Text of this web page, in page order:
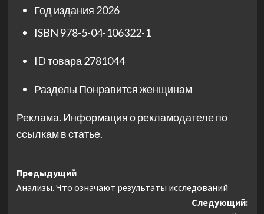
Год издания 2026
ISBN 978-5-04-106322-1
ID товара 2781044
Разделы Понравится женщинам
Реклама. Информация о рекламодателе по
ссылкам в статье.
Навигация
записи
Предыдущий
Анализы. Что означают результаты исследований
Следующий: